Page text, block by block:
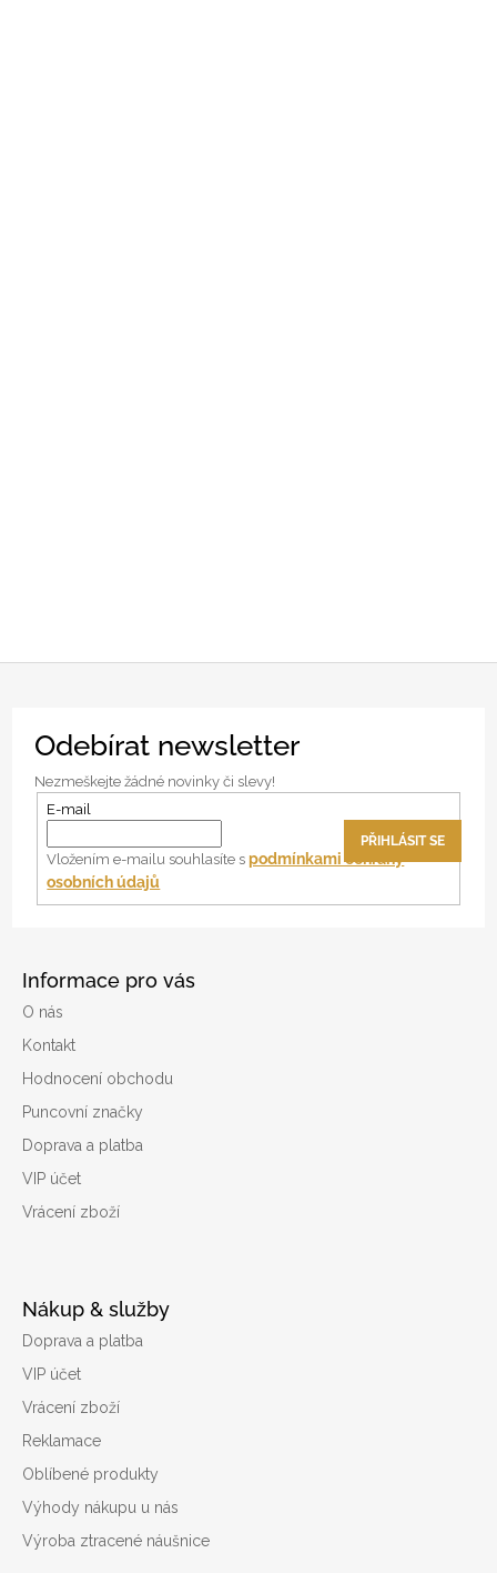
Informace pro vás
O nás
Kontakt
Hodnocení obchodu
Puncovní značky
Doprava a platba
VIP účet
Vrácení zboží
Nákup & služby
Doprava a platba
VIP účet
Vrácení zboží
Reklamace
Oblíbené produkty
Výhody nákupu u nás
Výroba ztracené náušnice
Odebírat newsletter
Nezmeškejte žádné novinky či slevy!
E-mail
Vložením e-mailu souhlasíte spodmínkami ochrany
osobních údajů
PŘIHLÁSIT SE